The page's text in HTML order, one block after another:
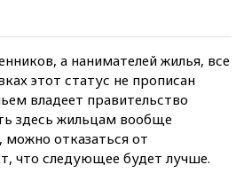
а нанимателей жилья, все
этот статус не прописан
владеет правительство
здесь жильцам вообще
можно отказаться от
что следующее будет лучше.